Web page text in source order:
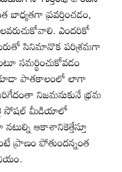
ప్రవర్తించడం,
ఎందరికో
సినిమానొక పరిశ్రమగా
సమర్థించుకోవడం
కూడా పాతకాలంలో లాగా
నిజమనుకునే భ్రమ
సోషల్ మీడియాలో
ఆకాశానికెత్తేస్తూ
పోతుందన్నంత